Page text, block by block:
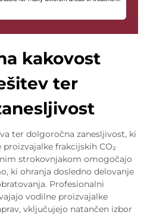
kakovost
ter
ter dolgoročna zanesljivost, ki
frakcijskih CO₂
strokovnjakom omogočajo
ki ohranja dosledno delovanje
Profesionalni
vodilne proizvajalke
vključujejo natančen izbor